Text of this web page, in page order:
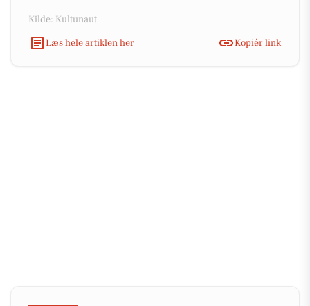
Kilde: Kultunaut
Læs hele artiklen her
Kopiér link